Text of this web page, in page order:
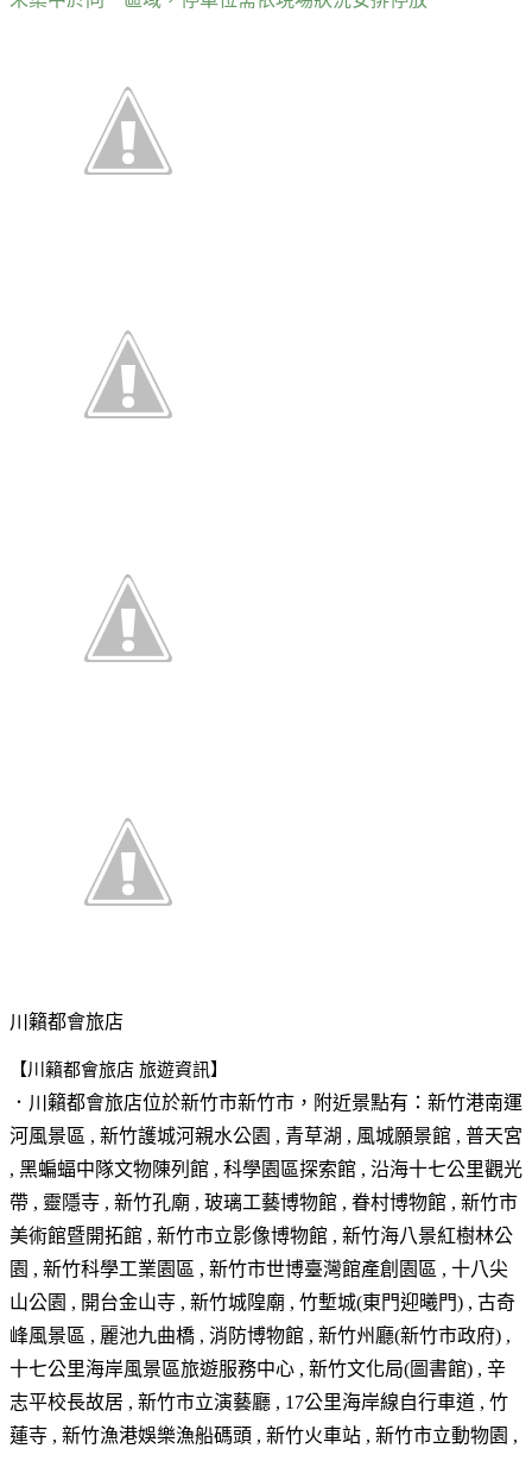
川籟都會旅店
【川籟都會旅店 旅遊資訊】
．川籟都會旅店位於新竹市新竹市 ，附近景點有：新竹港南運
河風景區 , 新竹護城河親水公園 , 青草湖 , 風城願景館 , 普天宮
, 黑蝙蝠中隊文物陳列館 , 科學園區探索館 , 沿海十七公里觀光
帶 , 靈隱寺 , 新竹孔廟 , 玻璃工藝博物館 , 眷村博物館 , 新竹市
美術館暨開拓館 , 新竹市立影像博物館 , 新竹海八景紅樹林公
園 , 新竹科學工業園區 , 新竹市世博臺灣館產創園區 , 十八尖
山公園 , 開台金山寺 , 新竹城隍廟 , 竹塹城(東門迎曦門) , 古奇
峰風景區 , 麗池九曲橋 , 消防博物館 , 新竹州廳(新竹市政府) ,
十七公里海岸風景區旅遊服務中心 , 新竹文化局(圖書館) , 辛
志平校長故居 , 新竹市立演藝廳 , 17公里海岸線自行車道 , 竹
蓮寺 , 新竹漁港娛樂漁船碼頭 , 新竹火車站 , 新竹市立動物園 ,